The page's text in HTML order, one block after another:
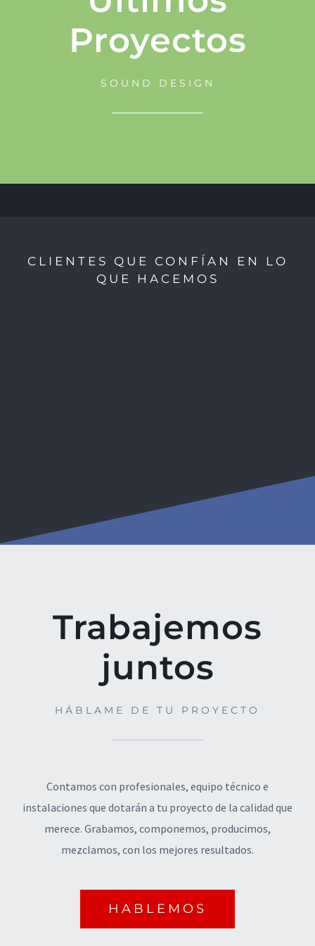
Proyectos
SOUND DESIGN
CLIENTES QUE CONFÍAN EN LO
QUE HACEMOS
Trabajemos
juntos
HÁBLAME DE TU PROYECTO
Contamos con profesionales, equipo técnico e
instalaciones que dotarán a tu proyecto de la calidad que
merece. Grabamos, componemos, producimos,
mezclamos, con los mejores resultados.
HABLEMOS
reservados | Diseño por